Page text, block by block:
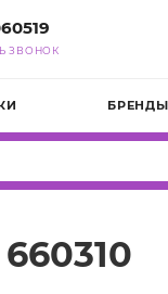
ЗВОНОК
БРЕНДЫ